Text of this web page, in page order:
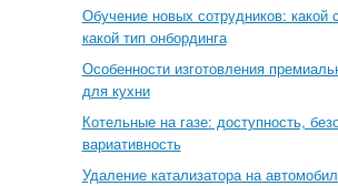
Обучение новых сотрудников: какой
какой тип онбординга
Особенности изготовления
для кухни
Котельные на газе: доступность,
вариативность
Удаление катализатора на